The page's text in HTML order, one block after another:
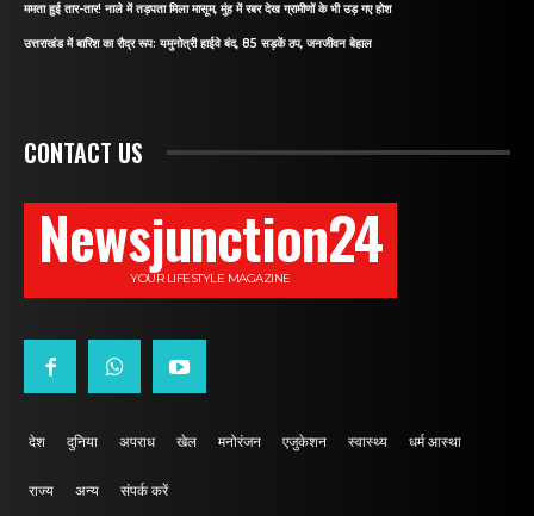
ममता हुई तार-तार! नाले में तड़पता मिला मासूम, मुंह में रबर देख ग्रामीणों के भी उड़ गए होश
उत्तराखंड में बारिश का रौद्र रूप: यमुनोत्री हाईवे बंद, 85 सड़कें ठप, जनजीवन बेहाल
CONTACT US
Newsjunction24
YOUR LIFESTYLE MAGAZINE
देश दुनिया अपराध खेल मनोरंजन एजुकेशन स्वास्थ्य धर्म आस्था
राज्य अन्य संपर्क करें